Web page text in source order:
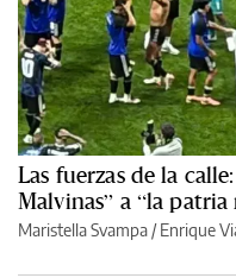
Las fuerzas de la
Malvinas” a “la patria
Maristella Svampa /Enrique